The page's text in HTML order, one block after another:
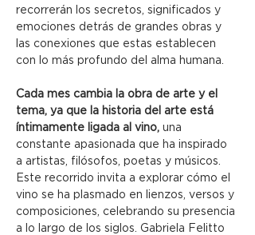
recorrerán los secretos, significados y
emociones detrás de grandes obras y
las conexiones que estas establecen
con lo más profundo del alma humana.
Cada mes cambia la obra de arte y el
tema, ya que la historia del arte está
íntimamente ligada al vino, una
constante apasionada que ha inspirado
a artistas, filósofos, poetas y músicos.
Este recorrido invita a explorar cómo el
vino se ha plasmado en lienzos, versos y
composiciones, celebrando su presencia
a lo largo de los siglos. Gabriela Felitto